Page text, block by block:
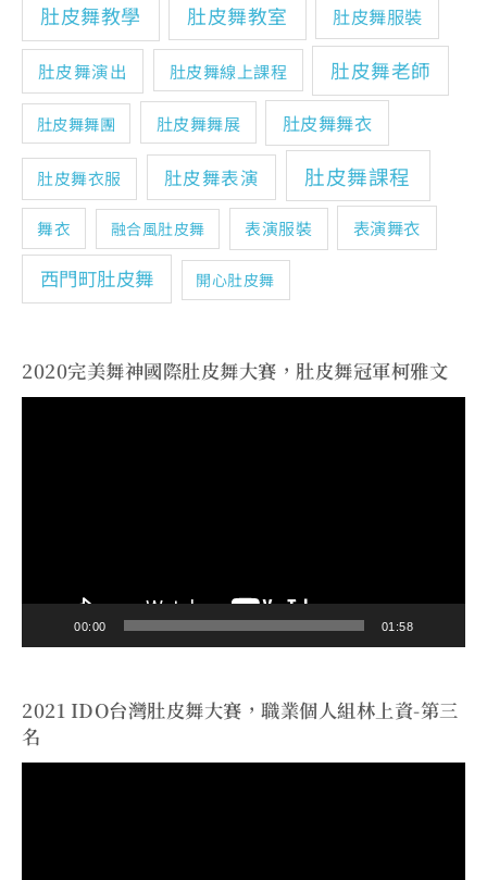
肚皮舞教學
肚皮舞教室 肚皮舞服裝
肚皮舞演出 肚皮舞線上課程 肚皮舞老師
肚皮舞舞團 肚皮舞舞展 肚皮舞舞衣
肚皮舞衣服 肚皮舞表演 肚皮舞課程
舞衣 融合風肚皮舞 表演服裝 表演舞衣
西門町肚皮舞 開心肚皮舞
2020完美舞神國際肚皮舞大賽，肚皮舞冠軍柯雅文
00:00 01:58
2021 IDO台灣肚皮舞大賽，職業個人組林上資-第三
名